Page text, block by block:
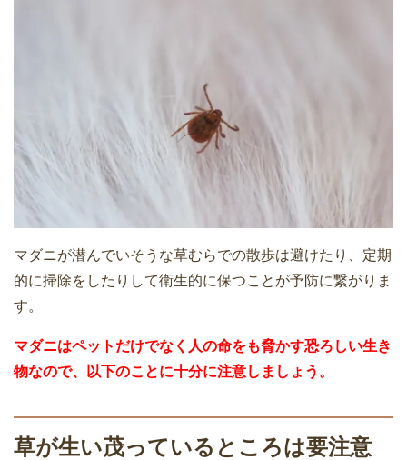
マダニが潜んでいそうな草むらでの散歩は避けたり、定期
的に掃除をしたりして衛生的に保つことが予防に繋がりま
す。
マダニはペットだけでなく人の命をも脅かす恐ろしい生き
物なので、以下のことに十分に注意しましょう。
草が生い茂っているところは要注意